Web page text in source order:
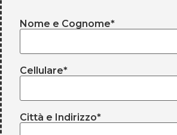
Nome e Cognome*
Cellulare*
Città e Indirizzo*